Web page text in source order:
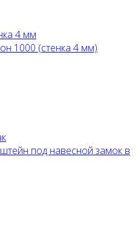
1000 (стенка 4 мм)
под навесной замок в